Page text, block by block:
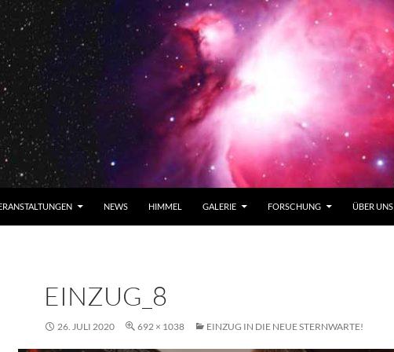
NEWS HIMMEL GALERIE FORSCHUNG ÜBER UNS
EINZUG_8
26. JULI 2020 692 × 1038 EINZUG IN DIE NEUE STERNWARTE!